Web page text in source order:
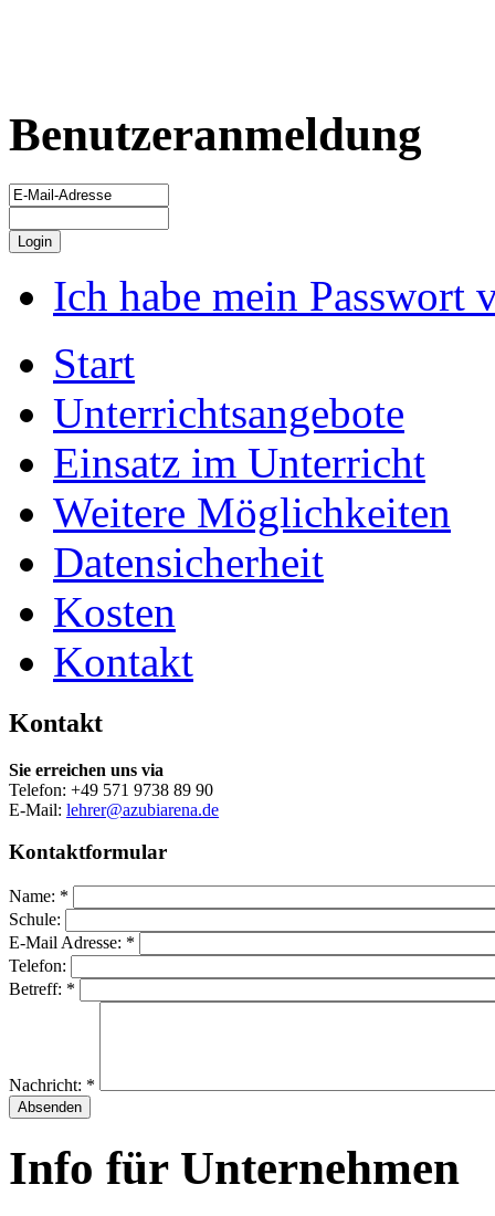
Benutzeranmeldung
Ich habe mein Passwort
Start
Unterrichtsangebote
Einsatz im Unterricht
Weitere Möglichkeiten
Datensicherheit
Kosten
Kontakt
Kontakt
Sie erreichen uns via
Telefon: +49 571 9738 89 90
E-Mail: lehrer@azubiarena.de
Kontaktformular
Name: *
Schule:
E-Mail Adresse: *
Telefon:
Betreff: *
Nachricht: *
Info für Unternehmen